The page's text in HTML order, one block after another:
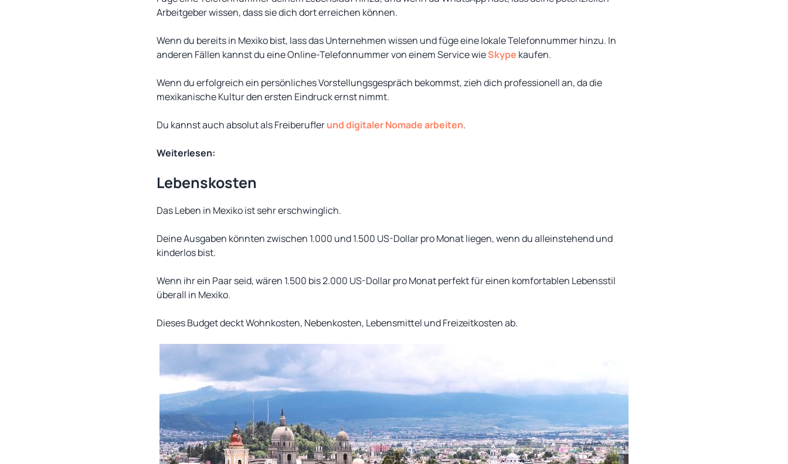
Arbeitgeber wissen, dass sie dich dort erreichen können.
Wenn du bereits in Mexiko bist, lass das Unternehmen wissen und füge eine lokale Telefonnummer hinzu. In
anderen Fällen kannst du eine Online-Telefonnummer von einem Service wieSkype kaufen.
Wenn du erfolgreich ein persönliches Vorstellungsgespräch bekommst, zieh dich professionell an, da die
mexikanische Kultur den ersten Eindruck ernst nimmt.
Du kannst auch absolut als Freiberuflerund digitaler Nomade arbeiten.
Weiterlesen:
Lebenskosten
Das Leben in Mexiko ist sehr erschwinglich.
Deine Ausgaben könnten zwischen 1.000 und 1.500 US-Dollar pro Monat liegen, wenn du alleinstehend und
kinderlos bist.
Wenn ihr ein Paar seid, wären 1.500 bis 2.000 US-Dollar pro Monat perfekt für einen komfortablen Lebensstil
überall in Mexiko.
Dieses Budget deckt Wohnkosten, Nebenkosten, Lebensmittel und Freizeitkosten ab.